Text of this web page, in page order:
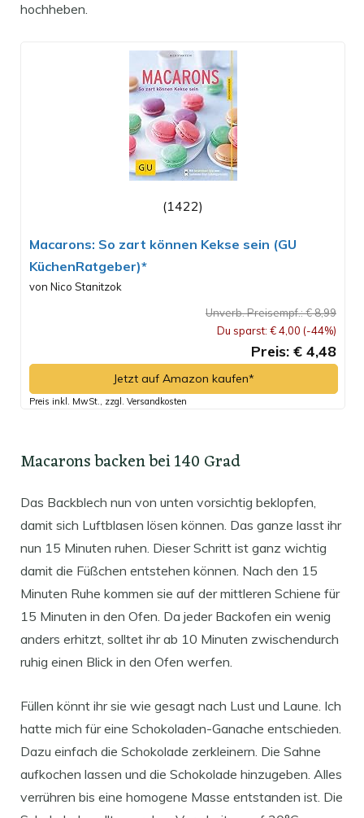
hochheben.
(1422)
Macarons: So zart können Kekse sein (GU
KüchenRatgeber)*
von Nico Stanitzok
Unverb. Preisempf.: € 8,99
Du sparst: € 4,00 (-44%)
Preis: € 4,48
Jetzt auf Amazon kaufen*
Preis inkl. MwSt., zzgl. Versandkosten
Macarons backen bei 140 Grad
Das Backblech nun von unten vorsichtig beklopfen,
damit sich Luftblasen lösen können. Das ganze lasst ihr
nun 15 Minuten ruhen. Dieser Schritt ist ganz wichtig
damit die Füßchen entstehen können. Nach den 15
Minuten Ruhe kommen sie auf der mittleren Schiene für
15 Minuten in den Ofen. Da jeder Backofen ein wenig
anders erhitzt, solltet ihr ab 10 Minuten zwischendurch
ruhig einen Blick in den Ofen werfen.
Füllen könnt ihr sie wie gesagt nach Lust und Laune. Ich
hatte mich für eine Schokoladen-Ganache entschieden.
Dazu einfach die Schokolade zerkleinern. Die Sahne
aufkochen lassen und die Schokolade hinzugeben. Alles
verrühren bis eine homogene Masse entstanden ist. Die